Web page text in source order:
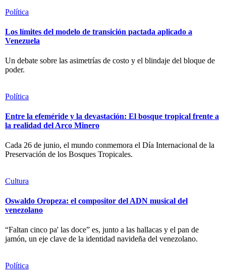
Política
Los límites del modelo de transición pactada aplicado a
Venezuela
Un debate sobre las asimetrías de costo y el blindaje del bloque de
poder.
Política
Entre la efeméride y la devastación: El bosque tropical frente a
la realidad del Arco Minero
Cada 26 de junio, el mundo conmemora el Día Internacional de la
Preservación de los Bosques Tropicales.
Cultura
Oswaldo Oropeza: el compositor del ADN musical del
venezolano
“Faltan cinco pa' las doce” es, junto a las hallacas y el pan de
jamón, un eje clave de la identidad navideña del venezolano.
Política